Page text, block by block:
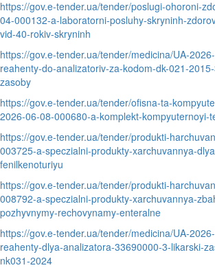
https://gov.e-tender.ua/tender/poslugi-ohoroni-
04-000132-a-laboratorni-posluhy-skryninh-
vid-40-rokiv-skryninh
https://gov.e-tender.ua/tender/medicina/UA-
reahenty-do-analizatoriv-za-kodom-dk-021-
zasoby
https://gov.e-tender.ua/tender/ofisna-ta-
2026-06-08-000680-a-komplekt-kompyuternoyi-
https://gov.e-tender.ua/tender/produkti-
003725-a-speczialni-produkty-xarchuvannya-
fenilkenoturiyu
https://gov.e-tender.ua/tender/produkti-
008792-a-speczialni-produkty-xarchuvannya-
pozhyvnymy-rechovynamy-enteralne
https://gov.e-tender.ua/tender/medicina/UA-
reahenty-dlya-analizatora-33690000-3-likarski-
nk031-2024